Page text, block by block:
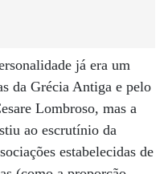
já era um
da Grécia Antiga e pelo
Lombroso, mas a
ao escrutínio da
estabelecidas de